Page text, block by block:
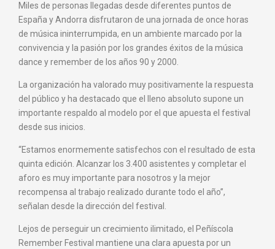
Miles de personas llegadas desde diferentes puntos de
España y Andorra disfrutaron de una jornada de once horas
de música ininterrumpida, en un ambiente marcado por la
convivencia y la pasión por los grandes éxitos de la música
dance y remember de los años 90 y 2000.
La organización ha valorado muy positivamente la respuesta
del público y ha destacado que el lleno absoluto supone un
importante respaldo al modelo por el que apuesta el festival
desde sus inicios.
“Estamos enormemente satisfechos con el resultado de esta
quinta edición. Alcanzar los 3.400 asistentes y completar el
aforo es muy importante para nosotros y la mejor
recompensa al trabajo realizado durante todo el año”,
señalan desde la dirección del festival.
Lejos de perseguir un crecimiento ilimitado, el Peñíscola
Remember Festival mantiene una clara apuesta por un